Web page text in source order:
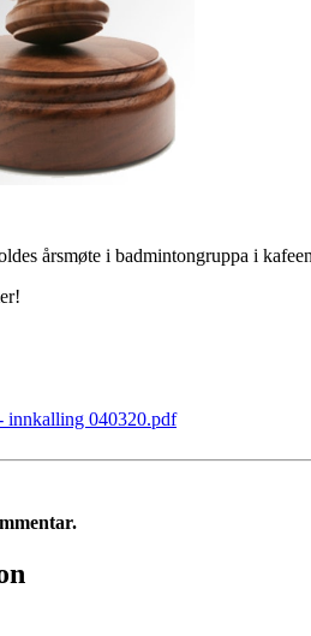
årsmøte i badmintongruppa i
innkalling 040320.pdf